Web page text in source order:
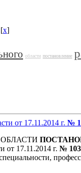
[x]
области постановление
от 17.11.2014 г. №
от 17.11.2014 г. №